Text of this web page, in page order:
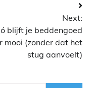
Next:
blijft je beddengoed
mooi (zonder dat het
stug aanvoelt)